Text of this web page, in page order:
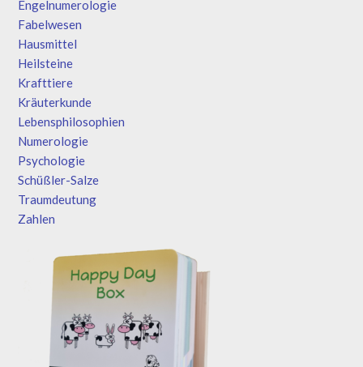
Engelnumerologie
Fabelwesen
Hausmittel
Heilsteine
Krafttiere
Kräuterkunde
Lebensphilosophien
Numerologie
Psychologie
Schüßler-Salze
Traumdeutung
Zahlen